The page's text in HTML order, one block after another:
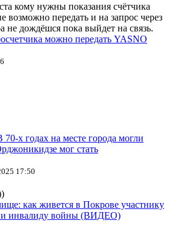
кому нужны показания счётчика
возможно передать и на запрос через
не дождёшся пока выйдет на связь.
можно передать YASNO
х годах на месте города могли
мог стать
17:50
как живется в Покрове участнику
и инвалиду войны (ВИДЕО)